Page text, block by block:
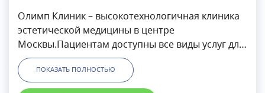
Олимп Клиник – высокотехнологичная клиника
эстетической медицины в центре
Москвы.Пациентам доступны все виды услуг для
преображения и оздоровления – пластическая
хирургия, косметология, стоматология,
гинекология, урология, проктология,
ПОКАЗАТЬ ПОЛНОСТЬЮ